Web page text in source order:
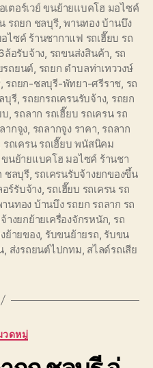
ตอร์เวย์ ขนย้ายแบคโฮ มอไซค์
รถยก ชลบุรี,พานทอง บ้านบึง
ไซค์ ร้านชากาแฟ รถเฮี๊ยบ รถ
ล้อรับจ้าง รถขนส่งสินค้า รถ
รถยนต์ รถยก ตำบลท่าเทววงษ์
, รถยก-ชลบุรี-พัทยา-ศรีราช รถ
บุรี, รถยกรถเครนรับจ้าง, รถยก
บ รถลาก รถเฮี๊ยบ รถเครน รถ
ากจูง รถลากจูง ราคา รถลาก
รถเครน รถเฮี๊ยบ พนัสนิคม
ขนย้ายแบคโฮ มอไซค์ ร้านชา
ชลบุรี, รถเครนรับจ้างยกของขึ้น
อร์รับจ้าง, รถเฮี๊ยบ รถเครน รถ
นทอง บ้านบึง รถยก รถลาก รถ
างยกย้ายเครื่องจักรหนัก รถ
ย้ายของ, รับขนย้ายรถ รับขน
ส่งรถยนต์ไปกทม สไลด์รถเสีย
Categories
วดหมู่